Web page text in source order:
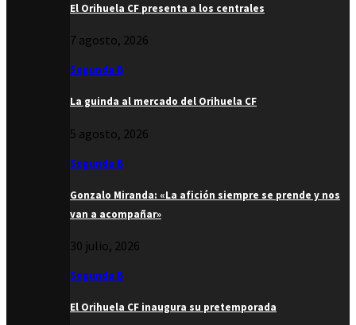
El Orihuela CF presenta a los centrales
7 agosto, 2026
Segunda B
La guinda al mercado del Orihuela CF
5 agosto, 2026
Segunda B
Gonzalo Miranda: «La afición siempre se prende y nos
van a acompañar»
30 julio, 2026
Segunda B
El Orihuela CF inaugura su pretemporada